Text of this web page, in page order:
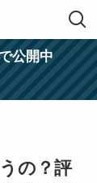
公開中
の？評